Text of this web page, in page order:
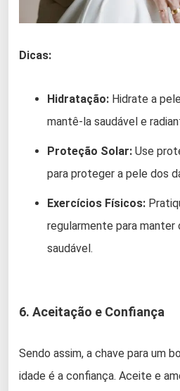
Dicas:
Hidratação: Hidrate a
mantê-la saudável e
Proteção Solar: Use
para proteger a pele dos
Exercícios Físicos:
regularmente para manter
saudável.
6. Aceitação e Confiança
Sendo assim, a chave para um
idade é a confiança. Aceite e